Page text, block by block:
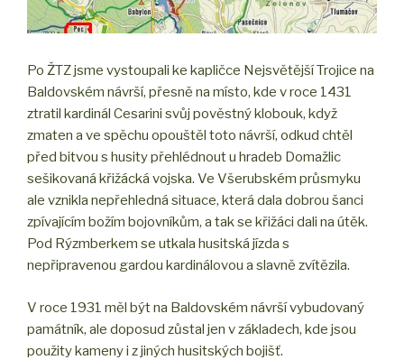
Po ŽTZ jsme vystoupali ke kapličce Nejsvětější Trojice na
Baldovském návrší, přesně na místo, kde v roce 1431
ztratil kardinál Cesarini svůj pověstný klobouk, když
zmaten a ve spěchu opouštěl toto návrší, odkud chtěl
před bitvou s husity přehlédnout u hradeb Domažlic
sešikovaná křižácká vojska. Ve Všerubském průsmyku
ale vznikla nepřehledná situace, která dala dobrou šanci
zpívajícím božím bojovníkům, a tak se křižáci dali na útěk.
Pod Rýzmberkem se utkala husitská jízda s
nepřipravenou gardou kardinálovou a slavně zvítězila.
V roce 1931 měl být na Baldovském návrší vybudovaný
památník, ale doposud zůstal jen v základech, kde jsou
použity kameny i z jiných husitských bojišť.